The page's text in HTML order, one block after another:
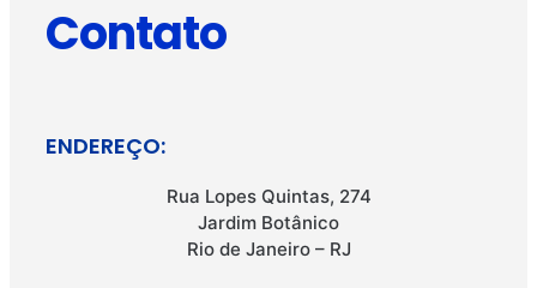
Contato
ENDEREÇO:
Rua Lopes Quintas, 274
Jardim Botânico
Rio de Janeiro – RJ